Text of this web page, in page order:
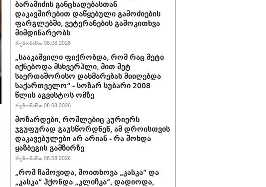
ბარამიძის განცხადებასთან
დაკავშირებით დაწყებული გამოძიების
ფარგლებში, ვეტერანების გამოკითხვა
მიმდინარეობს
რეზონანსი 08.08.2026
„სააკაშვილი ფიქრობდა, რომ რაც მეტი
იქნებოდა მსხვერპლი, მით მეტ
საერთაშორისო დახმარებას მიიღებდა
საქართველო“ - სოზარ სუბარი 2008
წლის აგვისტოს ომზე
რეზონანსი 08.08.2026
მოზარდები, რომლებიც კურიერს
ჯგუფურად გაუსწორდნენ, ამ დროისთვის
დაკავებულები არ არიან - რა მოხდა
ყაზბეგის გამზირზე
რეზონანსი 08.08.2026
„რომ ჩამოვიდა, მოითხოვა „კასკა“ და
„კასკა“ ჰქონდა „კლიჩკა“, დადიოდა,